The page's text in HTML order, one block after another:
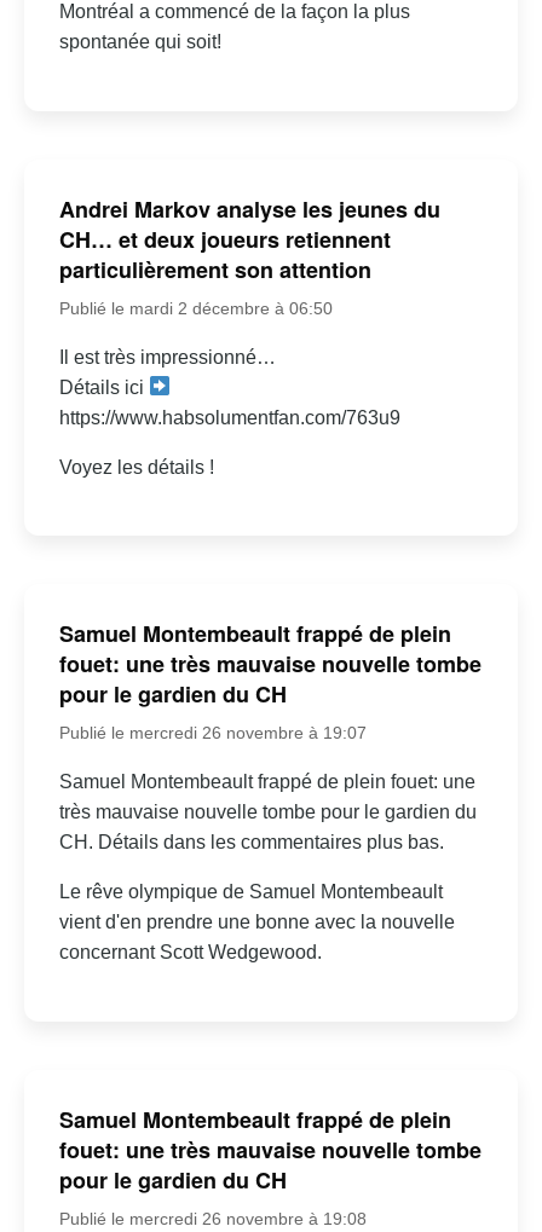
Montréal a commencé de la façon la plus
spontanée qui soit!
Andrei Markov analyse les jeunes du
CH… et deux joueurs retiennent
particulièrement son attention
Publié le mardi 2 décembre à 06:50
Il est très impressionné…
Détails ici
https://www.habsolumentfan.com/763u9
Voyez les détails !
Samuel Montembeault frappé de plein
fouet: une très mauvaise nouvelle tombe
pour le gardien du CH
Publié le mercredi 26 novembre à 19:07
Samuel Montembeault frappé de plein fouet: une
très mauvaise nouvelle tombe pour le gardien du
CH. Détails dans les commentaires plus bas.
Le rêve olympique de Samuel Montembeault
vient d'en prendre une bonne avec la nouvelle
concernant Scott Wedgewood.
Samuel Montembeault frappé de plein
fouet: une très mauvaise nouvelle tombe
pour le gardien du CH
Publié le mercredi 26 novembre à 19:08